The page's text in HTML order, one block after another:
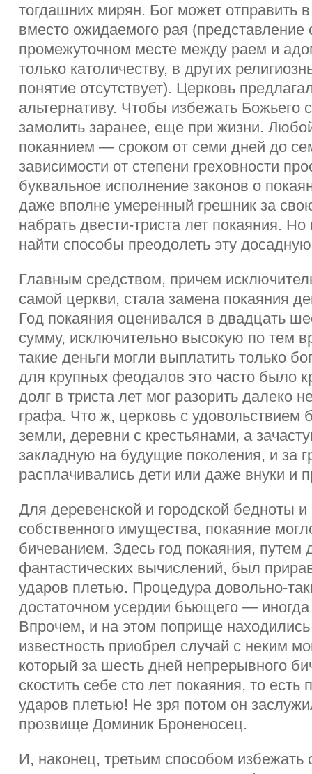
тогдашних мирян. Бог может отправить
вместо ожидаемого рая (представление
промежуточном месте между раем и
только католичеству, в других
понятие отсутствует). Церковь
альтернативу. Чтобы избежать Божьего
замолить заранее, еще при жизни.
покаянием — сроком от семи дней до
зависимости от степени греховности
буквальное исполнение законов о
даже вполне умеренный грешник за
набрать двести-триста лет покаяния. Но
найти способы преодолеть эту досадную
Главным средством, причем
самой церкви, стала замена покаяния
Год покаяния оценивался в двадцать
сумму, исключительно высокую по тем
такие деньги могли выплатить только
для крупных феодалов это часто было
долг в триста лет мог разорить далеко
графа. Что ж, церковь с удовольствием
земли, деревни с крестьянами, а
закладную на будущие поколения, и за
расплачивались дети или даже внуки и
Для деревенской и городской бедноты
собственного имущества, покаяние
бичеванием. Здесь год покаяния, путем
фантастических вычислений, был
ударов плетью. Процедура довольно-
достаточном усердии бьющего —
Впрочем, и на этом поприще
известность приобрел случай с неким
который за шесть дней непрерывного
скостить себе сто лет покаяния, то есть
ударов плетью! Не зря потом он
прозвище Доминик Броненосец.
И, наконец, третьим способом избежать